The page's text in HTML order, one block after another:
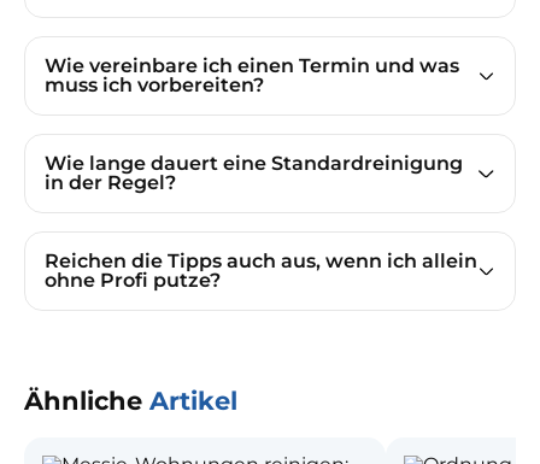
Wie vereinbare ich einen Termin und was
muss ich vorbereiten?
Wie lange dauert eine Standardreinigung
in der Regel?
Reichen die Tipps auch aus, wenn ich allein
ohne Profi putze?
Ähnliche Artikel